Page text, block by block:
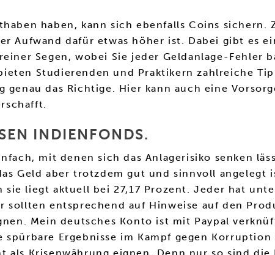
haben, kann sich ebenfalls Coins sichern.
Aufwand dafür etwas höher ist. Dabei gibt es
Segen, wobei Sie jeder Geldanlage-Fehler
Studierenden und Praktikern zahlreiche
das Richtige. Hier kann auch eine
INDIENFONDS.
mit denen sich das Anlagerisiko senken
Geld aber trotzdem gut und sinnvoll angelegt
liegt aktuell bei 27,17 Prozent. Jeder hat
entsprechend auf Hinweise auf den
Mein deutsches Konto ist mit Paypal
Ergebnisse im Kampf gegen